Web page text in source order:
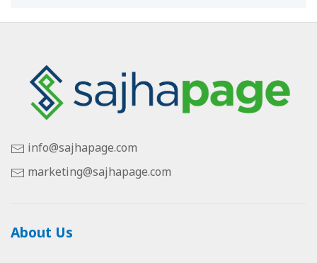
info@sajhapage.com
marketing@sajhapage.com
About Us